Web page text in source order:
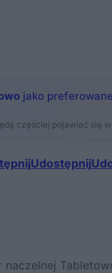
jako
częściej pojawiać się
Udostępnij
naczelnej